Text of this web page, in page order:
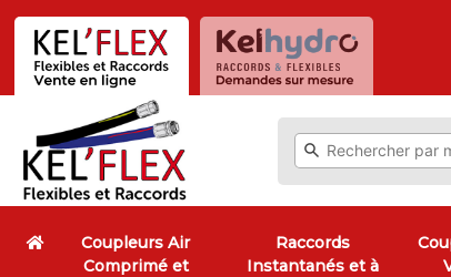
Coupleurs Air
Comprimé et
Raccords
Instantanés et à